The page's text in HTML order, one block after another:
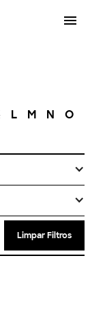
L M N O
Limpar Filtros